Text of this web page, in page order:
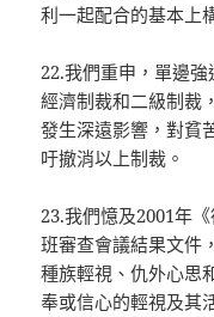
利一起配合的基本上
22.我們重申，單邊
經濟制裁和二級制裁
發生深遠影響，對貧
吁撤消以上制裁。
23.我們憶及2001年
班審查會議結果文件
種族輕視、仇外心思
奉或信心的輕視及其